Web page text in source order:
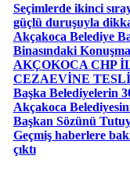
Seçimlerde ikinci
güçlü duruşuyla
Akçakoca Belediye
Binasındaki
AKÇOKOCA CHP
CEZAEVİNE
Başka Belediyelerin
Akçakoca
Başkan Sözünü
Geçmiş haberlere
çıktı